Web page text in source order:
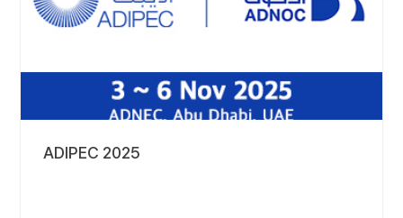
ADIPEC 2025